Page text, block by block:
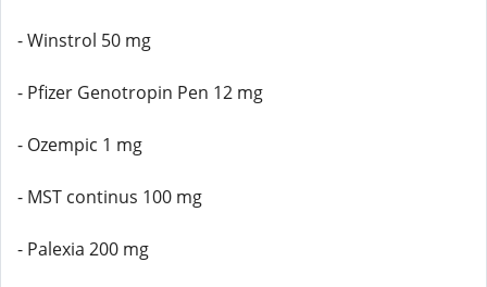
- Winstrol 50 mg
- Pfizer Genotropin Pen 12 mg
- Ozempic 1 mg
- MST continus 100 mg
- Palexia 200 mg